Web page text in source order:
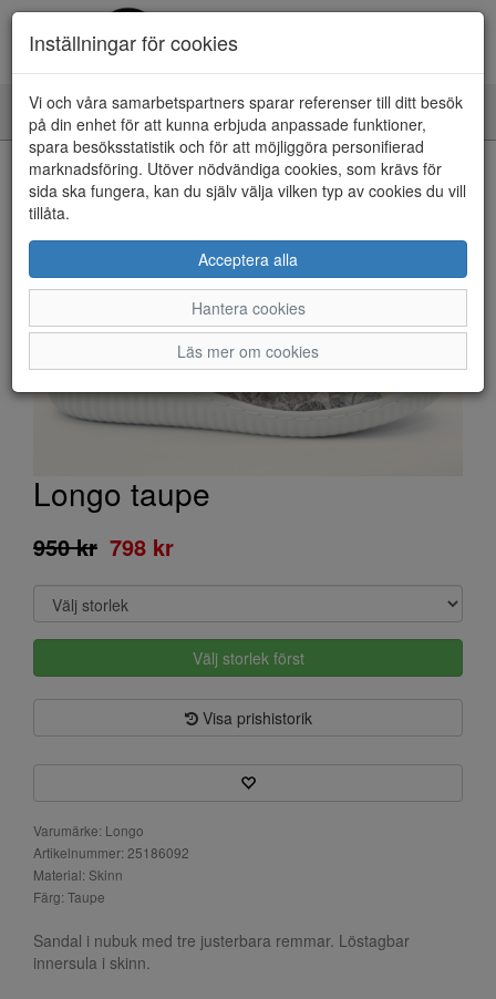
Toggle
navigation
HEM
Longo taupe
950 kr 798 kr
Välj storlek först
Visa prishistorik
Varumärke: Longo
Artikelnummer: 25186092
Material: Skinn
Färg: Taupe
Sandal i nubuk med tre justerbara remmar. Löstagbar
innersula i skinn.
Inställningar för cookies
Vi och våra samarbetspartners sparar referenser till ditt besök
på din enhet för att kunna erbjuda anpassade funktioner,
spara besöksstatistik och för att möjliggöra personifierad
marknadsföring. Utöver nödvändiga cookies, som krävs för
sida ska fungera, kan du själv välja vilken typ av cookies du vill
tillåta.
Acceptera alla
Hantera cookies
Läs mer om cookies